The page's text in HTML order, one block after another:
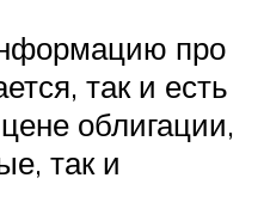
про
так и есть
облигации,
так и